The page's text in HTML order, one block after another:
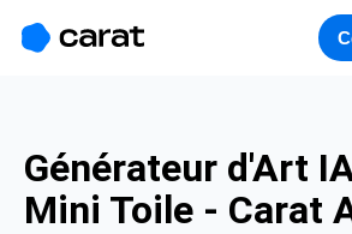
소개
Générateur d'Art
Mini Toile - Carat